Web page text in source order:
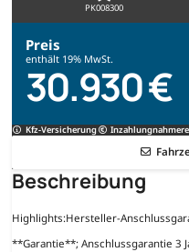
PK008300
Preis
enthält 19% MwSt.
30.930 €
Kfz-Versicherung
Beschreibung
Highlights:Hersteller-
**Garantie**; Anschlussgarantie 3